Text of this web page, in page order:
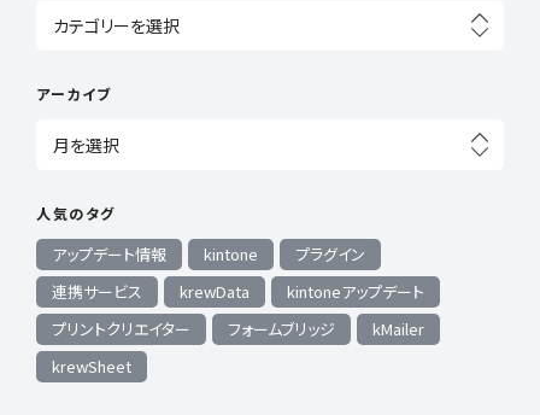
アーカイブ
人気のタグ
アップデート情報 kintone
プラグイン
連携サービス
krewData
kintoneアップデート
プリントクリエイター
フォームブリッジ
kMailer
krewSheet